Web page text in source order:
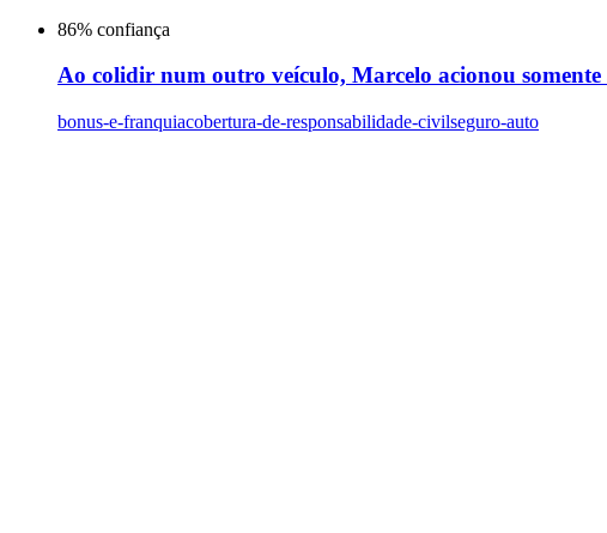
86% confiança
Ao colidir num outro veículo, Marcelo acionou somente
bonus-e-franquiacobertura-de-responsabilidade-civilseguro-auto